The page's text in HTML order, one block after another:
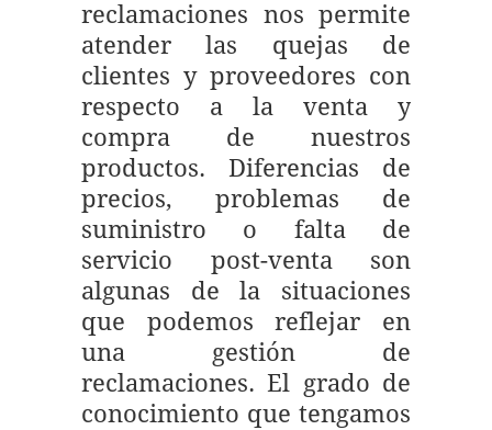
reclamaciones nos permite
atender las quejas de
clientes y proveedores con
respecto a la venta y
compra de nuestros
productos. Diferencias de
precios, problemas de
suministro o falta de
servicio post-venta son
algunas de la situaciones
que podemos reflejar en
una gestión de
reclamaciones. El grado de
conocimiento que tengamos